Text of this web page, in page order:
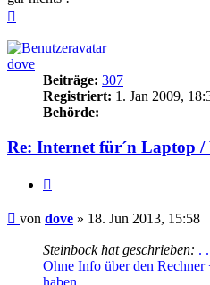
dove
Beiträge: 307
Registriert: 1. Jan 2009,
Behörde:
Re: Internet für´n Laptop
Beitrag
von dove » 18. Jun 2013, 15:58
Steinbock hat geschrieben: .
Ohne Info über den Rechner
haben,